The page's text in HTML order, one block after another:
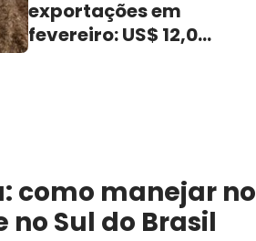
exportações em
fevereiro: US$ 12,05
como manejar no
Sul do Brasil